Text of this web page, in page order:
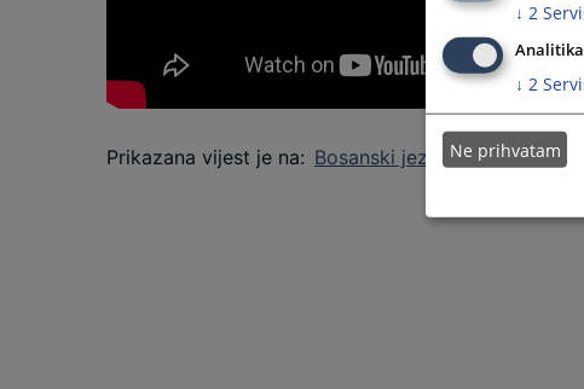
Prikazana vijest je na: Bosanski jezik
↓ 2
↓ 2
Ne prihvatam